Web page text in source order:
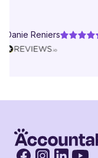
Reniers